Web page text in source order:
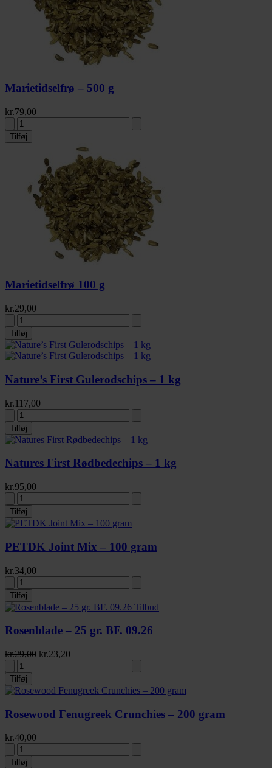
Marietidselfrø – 500 g
kr.79,00
Tilføj
Marietidselfrø 100 g
kr.29,00
Tilføj
Nature’s First Gulerodschips – 1 kg
kr.117,00
Tilføj
Natures First Rødbedechips – 1 kg
kr.95,00
Tilføj
PETDK Joint Mix – 100 gram
kr.34,00
Tilføj
Tilbud
Rosenblade – 25 gr. BF. 09.26
kr.29,00 kr.23,20
Tilføj
Rosewood Fenugreek Crunchies – 200 gram
kr.40,00
Tilføj